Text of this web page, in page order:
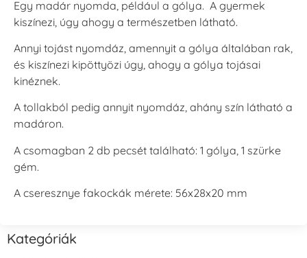
Egy madár nyomda, például a gólya. A gyermek
kiszínezi, úgy ahogy a természetben látható.
Annyi tojást nyomdáz, amennyit a gólya általában rak,
és kiszínezi kipöttyözi úgy, ahogy a gólya tojásai
kinéznek.
A tollakból pedig annyit nyomdáz, ahány szín látható a
madáron.
A csomagban 2 db pecsét található: 1 gólya, 1 szürke
gém.
A cseresznye fakockák mérete: 56x28x20 mm
Kategóriák